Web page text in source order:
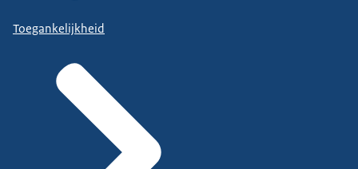
Toegankelijkheid